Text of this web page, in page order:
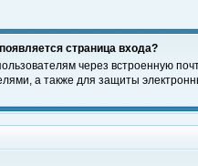
страница входа?
через встроенную
а также для защиты